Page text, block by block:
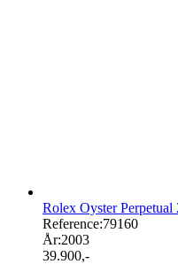
Rolex Oyster Perpetual
Reference:79160
År:2003
39.900,-